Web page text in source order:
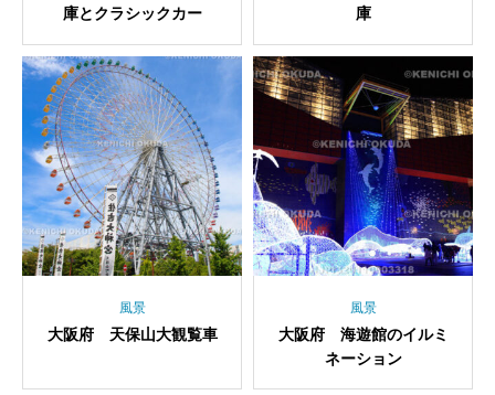
庫とクラシックカー
庫
風景
大阪府 天保山大観覧車
風景
大阪府 海遊館のイルミ
ネーション